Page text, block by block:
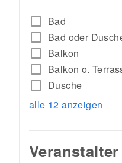
check_box_outline_blank Bad
check_box_outline_blank Bad oder
check_box_outline_blank Balkon
check_box_outline_blank Balkon o.
check_box_outline_blank
Dusche
alle 12 anzeigen
Veranstalter